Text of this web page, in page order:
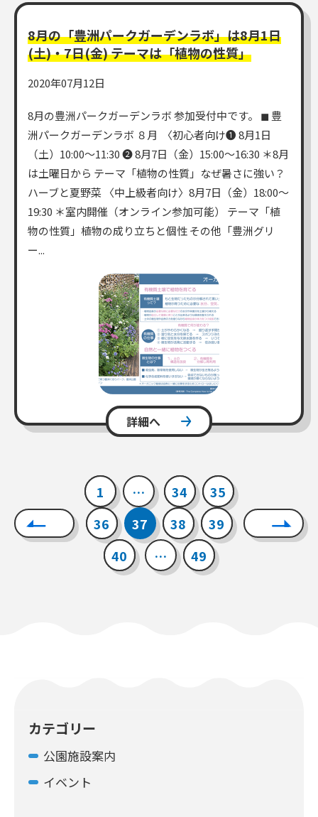
8月の「豊洲パークガーデンラボ」は8月1日
(土)・7日(金) テーマは「植物の性質」
2020年07月12日
8月の豊洲パークガーデンラボ 参加受付中です。 ◼︎ 豊
洲パークガーデンラボ ８月 ​ 〈初心者向け❶ 8月1日
（土）10:00～11:30 ❷ 8月7日（金）15:00～16:30 ＊8月
は土曜日から テーマ「植物の性質」なぜ暑さに強い？
ハーブと夏野菜 〈中上級者向け〉8月7日（金）18:00～
19:30 ＊室内開催（オンライン参加可能） テーマ「植
物の性質」植物の成り立ちと個性 その他「豊洲グリ
ー...
詳細へ
1 … 34
35
36
37 38
39
40
… 49
カテゴリー
公園施設案内
イベント